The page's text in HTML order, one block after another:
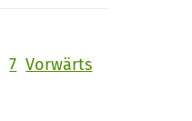
7 Vorwärts